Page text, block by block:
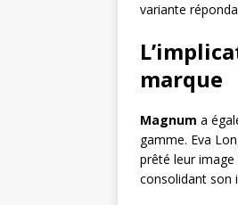
variante
marque
Magnum a
gamme. Eva
prêté leur
consolidant son